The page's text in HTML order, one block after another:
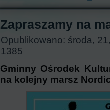
Zapraszamy na
Opublikowano: środa,
1385
Gminny Ośrodek
na kolejny marsz